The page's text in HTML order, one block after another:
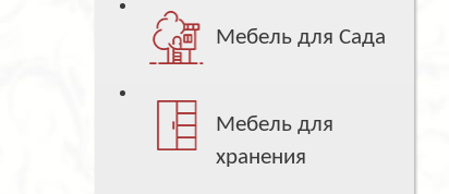
Мебель для Сада
Мебель для
хранения